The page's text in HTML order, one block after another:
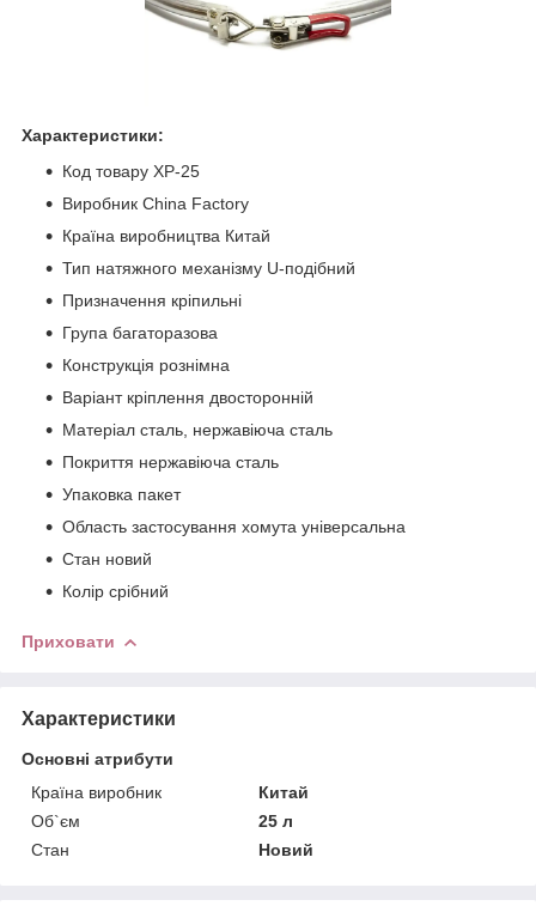
Характеристики:
Код товару ХР-25
Виробник China Factory
Країна виробництва Китай
Тип натяжного механізму U-подібний
Призначення кріпильні
Група багаторазова
Конструкція рознімна
Варіант кріплення двосторонній
Матеріал сталь, нержавіюча сталь
Покриття нержавіюча сталь
Упаковка пакет
Область застосування хомута універсальна
Стан новий
Колір срібний
Приховати
Характеристики
Основні атрибути
Країна виробник
Китай
Об`єм
25 л
Стан
Новий